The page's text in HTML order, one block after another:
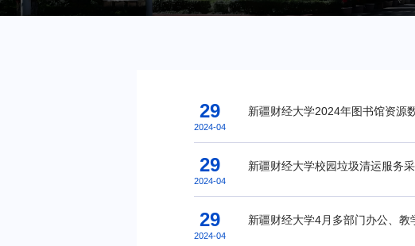
29
2024-04
新疆财经大学2024年图书馆资源
29
2024-04
新疆财经大学校园垃圾清运服务
29
2024-04
新疆财经大学4月多部门办公、